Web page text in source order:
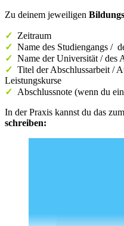
Zu deinem jeweiligen
✓ Zeitraum
✓ Name des Studiengangs /
✓ Name der Universität / des
✓ Titel der Abschlussarbeit /
Leistungskurse
✓ Abschlussnote (wenn du
In der Praxis kannst du das
schreiben: